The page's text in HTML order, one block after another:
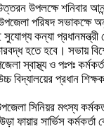
উপলক্ষে
পরিষদ সভাকক্ষে
কন্যা
হতে হবে। সভায়
ও পঃপঃ
প্রধান
সিনিয়র মৎস্য
ফায়ার সার্ভিস